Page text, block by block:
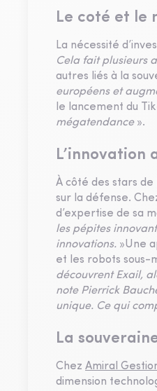
Le coté et le
La nécessité
Cela fait plusieurs
autres liés à la
européens et
le lancement du
mégatendance ».
L’innovation
À côté des stars
sur la défense.
d’expertise de sa
les pépites
innovations. »Une
et les robots sous-
découvrent Exail,
note Pierrick
unique. Ce qui
La
Chez Amiral
dimension